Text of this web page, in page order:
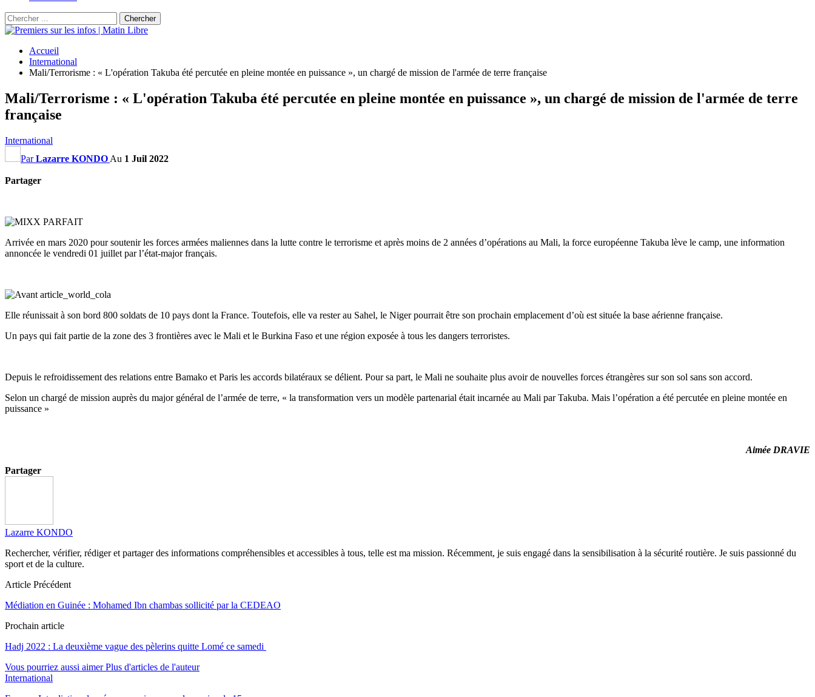
Accueil
International
Mali/Terrorisme : « L'opération Takuba été percutée en pleine montée en puissance », un chargé de mission de l'armée de terre française
Mali/Terrorisme : « L'opération Takuba été percutée en pleine montée en puissance », un chargé de mission de l'armée de terre
française
International
ParLazarre KONDO Au 1 Juil 2022
Partager
Arrivée en mars 2020 pour soutenir les forces armées maliennes dans la lutte contre le terrorisme et après moins de 2 années d’opérations au Mali, la force européenne Takuba lève le camp, une information
annoncée le vendredi 01 juillet par l’état-major français.
Elle réunissait à son bord 800 soldats de 10 pays dont la France. Toutefois, elle va rester au Sahel, le Niger pourrait être son prochain emplacement d’où est située la base aérienne française.
Un pays qui fait partie de la zone des 3 frontières avec le Mali et le Burkina Faso et une région exposée à tous les dangers terroristes.
Depuis le refroidissement des relations entre Bamako et Paris les accords bilatéraux se délient. Pour sa part, le Mali ne souhaite plus avoir de nouvelles forces étrangères sur son sol sans son accord.
Selon un chargé de mission auprès du major général de l’armée de terre, « la transformation vers un modèle partenarial était incarnée au Mali par Takuba. Mais l’opération a été percutée en pleine montée en
puissance »
Aimée DRAVIE
Partager
Lazarre KONDO
Rechercher, vérifier, rédiger et partager des informations compréhensibles et accessibles à tous, telle est ma mission. Récemment, je suis engagé dans la sensibilisation à la sécurité routière. Je suis passionné du
sport et de la culture.
Article Précédent
Médiation en Guinée : Mohamed Ibn chambas sollicité par la CEDEAO
Prochain article
Hadj 2022 : La deuxième vague des pèlerins quitte Lomé ce samedi
Vous pourriez aussi aimer Plus d'articles de l'auteur
International